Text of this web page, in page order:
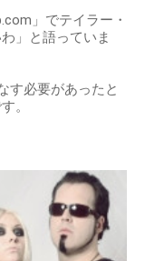
」でテイラー・
」と語っていま
す必要があったと
。